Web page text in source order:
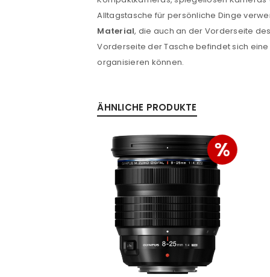
Passwort*
ANMELDEN
PASSWORT VERGESSEN?
Alltagstasche für persönliche Dinge
Material, die auch an der Vorderseite
Vorderseite der Tasche befindet sich
organisieren können.
ÄHNLICHE PRODUKTE
%